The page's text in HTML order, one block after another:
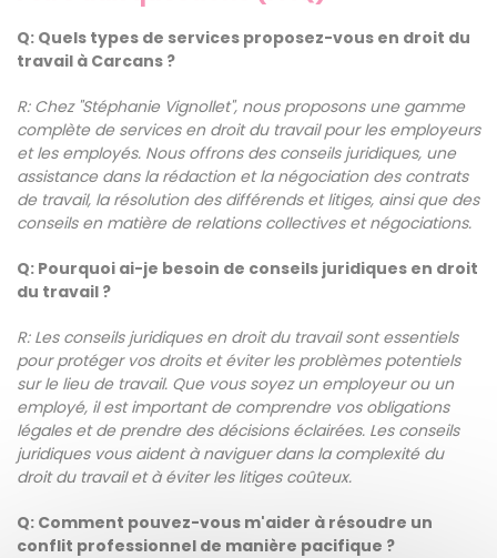
Q: Quels types de services proposez-vous en droit du
travail à Carcans ?
R: Chez "Stéphanie Vignollet", nous proposons une gamme
complète de services en droit du travail pour les employeurs
et les employés. Nous offrons des conseils juridiques, une
assistance dans la rédaction et la négociation des contrats
de travail, la résolution des différends et litiges, ainsi que des
conseils en matière de relations collectives et négociations.
Q: Pourquoi ai-je besoin de conseils juridiques en droit
du travail ?
R: Les conseils juridiques en droit du travail sont essentiels
pour protéger vos droits et éviter les problèmes potentiels
sur le lieu de travail. Que vous soyez un employeur ou un
employé, il est important de comprendre vos obligations
légales et de prendre des décisions éclairées. Les conseils
juridiques vous aident à naviguer dans la complexité du
droit du travail et à éviter les litiges coûteux.
Q: Comment pouvez-vous m'aider à résoudre un
conflit professionnel de manière pacifique ?